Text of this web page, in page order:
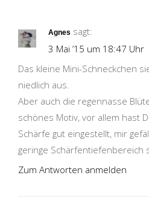
Agnes sagt:
3 Mai ’15 um 18:47 Uhr
Das kleine Mini-Schneckchen
niedlich aus.
Aber auch die regennasse
schönes Motiv, vor allem hast
Schärfe gut eingestellt, mir
geringe Schärfentiefenbereich
Zum Antworten anmelden